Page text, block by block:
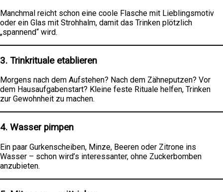
Manchmal reicht schon eine coole Flasche mit Lieblingsmotiv
oder ein Glas mit Strohhalm, damit das Trinken plötzlich
„spannend“ wird.
3. Trinkrituale etablieren
Morgens nach dem Aufstehen? Nach dem Zähneputzen? Vor
dem Hausaufgabenstart? Kleine feste Rituale helfen, Trinken
zur Gewohnheit zu machen.
4. Wasser pimpen
Ein paar Gurkenscheiben, Minze, Beeren oder Zitrone ins
Wasser – schon wird’s interessanter, ohne Zuckerbomben
anzubieten.